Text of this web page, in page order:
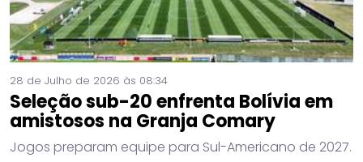
28 de Julho de 2026 às 08:34
Seleção sub-20 enfrenta Bolívia em
amistosos na Granja Comary
Jogos preparam equipe para Sul-Americano de 2027.